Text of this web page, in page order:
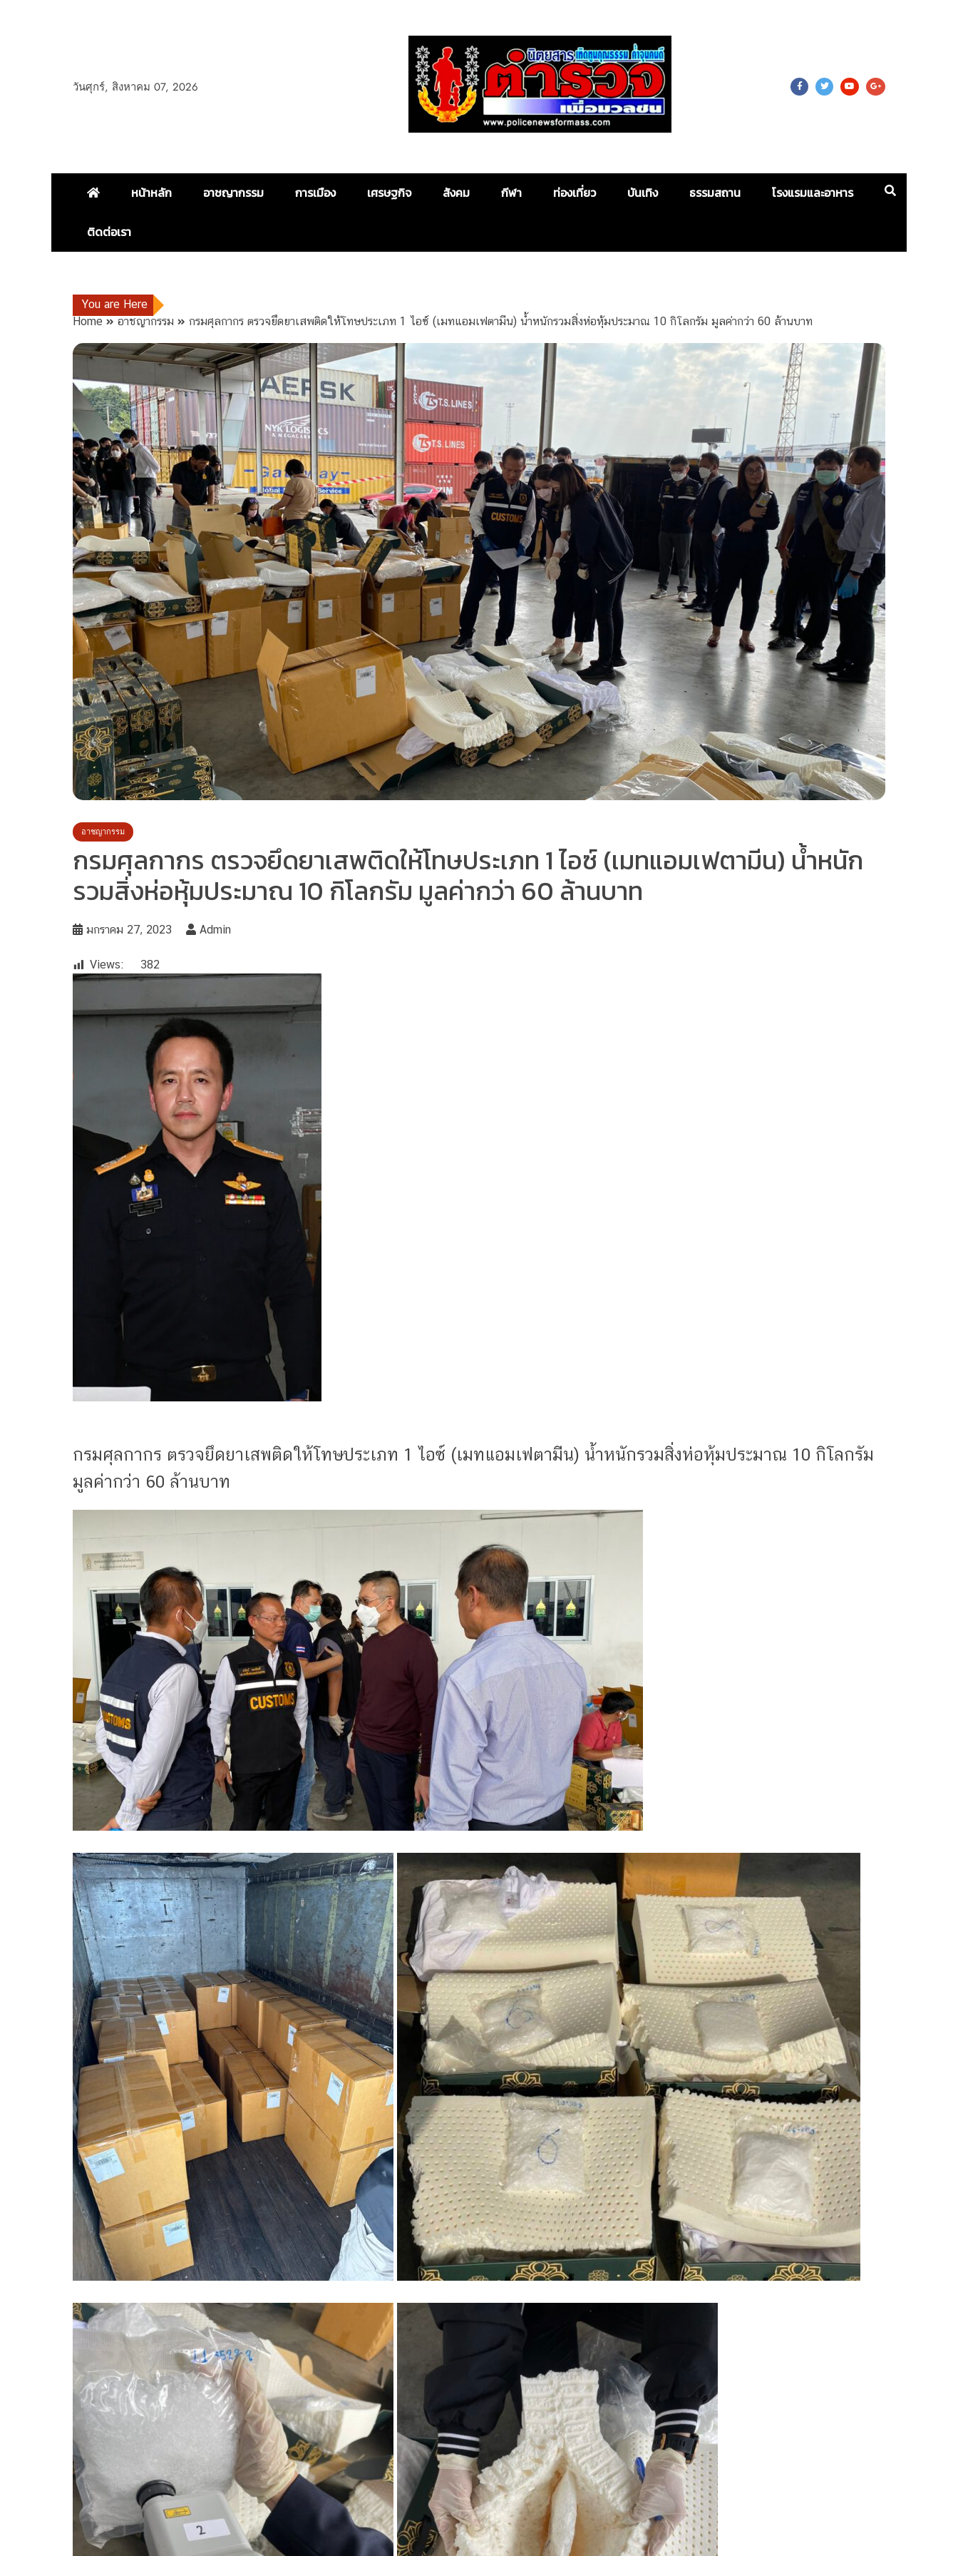
วันศุกร์, สิงหาคม 07, 2026
Police News For Mass
หน้าหลัก อาชญากรรม การเมือง เศรษฐกิจ สังคม กีฬา ท่องเที่ยว บันเทิง ธรรมสถาน โรงแรมและอาหาร
ติดต่อเรา
You are Here
Home
อาชญากรรม กรมศุลกากร ตรวจยึดยาเสพติดให้โทษประเภท 1 ไอซ์ (เมทแอมเฟตามีน) น้ำหนักรวมสิ่งห่อหุ้มประมาณ 10 กิโลกรัม มูลค่ากว่า 60 ล้านบาท
อาชญากรรม
กรมศุลกากร ตรวจยึดยาเสพติดให้โทษประเภท 1 ไอซ์ (เมทแอมเฟตามีน) น้ำหนัก
รวมสิ่งห่อหุ้มประมาณ 10 กิโลกรัม มูลค่ากว่า 60 ล้านบาท
มกราคม 27, 2023 Admin
Views: 382
กรมศุลกากร ตรวจยึดยาเสพติดให้โทษประเภท 1 ไอซ์ (เมทแอมเฟตามีน) น้ำหนักรวมสิ่งห่อหุ้มประมาณ 10 กิโลกรัม
มูลค่ากว่า 60 ล้านบาท